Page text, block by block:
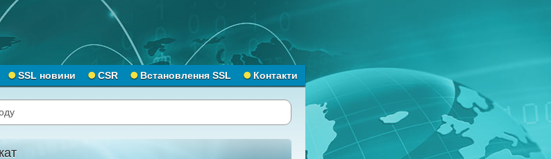
SSL новини CSR Встановлення SSL Контакти